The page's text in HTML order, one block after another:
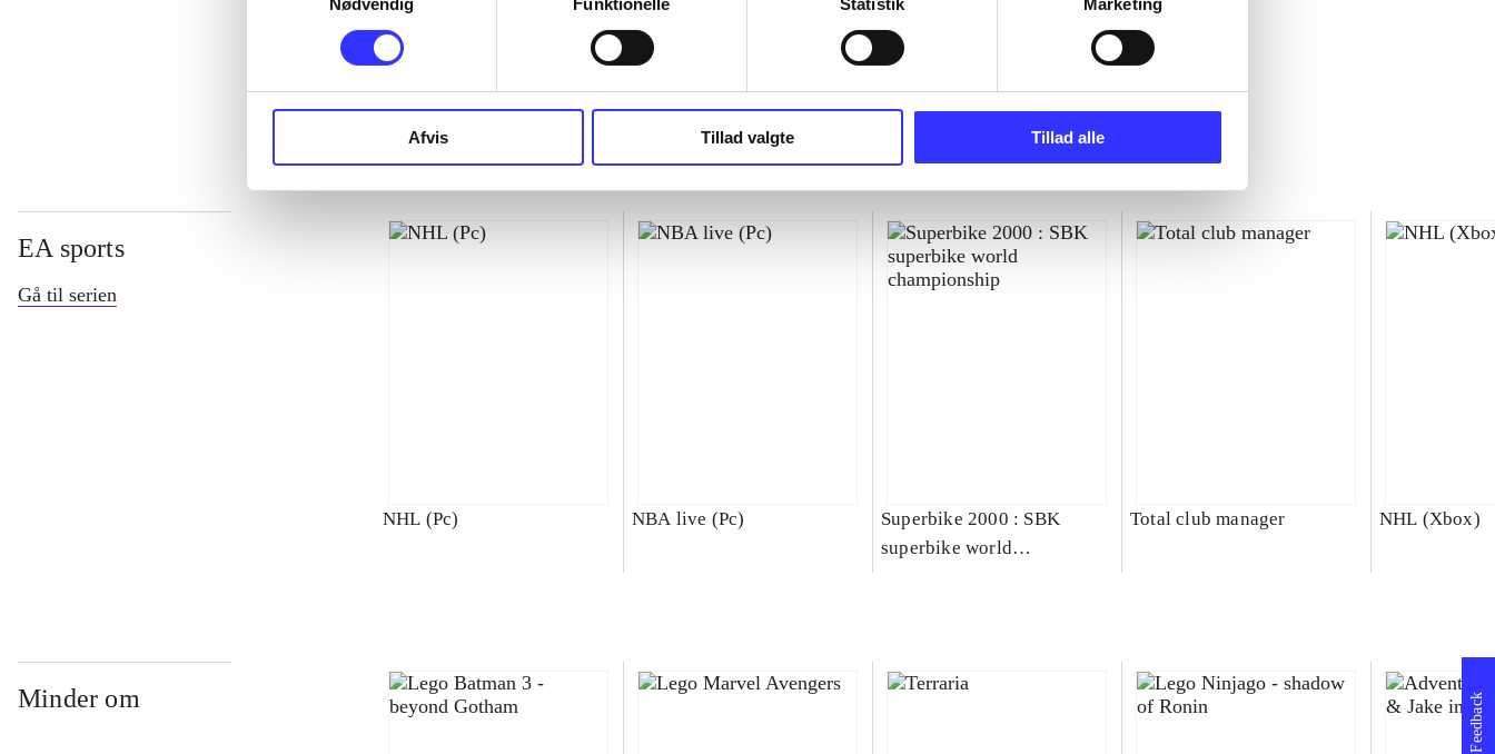
Afvis Tillad valgte Tillad alle
...
EA sports
Gå til serien
NHL (Pc) NBA live (Pc)
Superbike 2000 : SBK
superbike world
Total club manager NHL (Xbox)
Minder om Feedback